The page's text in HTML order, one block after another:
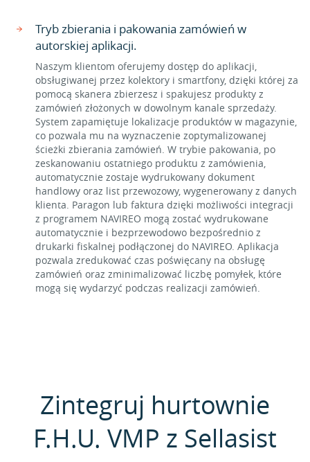
Tryb zbierania i pakowania zamówień w
autorskiej aplikacji.
Naszym klientom oferujemy dostęp do aplikacji,
obsługiwanej przez kolektory i smartfony, dzięki której za
pomocą skanera zbierzesz i spakujesz produkty z
zamówień złożonych w dowolnym kanale sprzedaży.
System zapamiętuje lokalizacje produktów w magazynie,
co pozwala mu na wyznaczenie zoptymalizowanej
ścieżki zbierania zamówień. W trybie pakowania, po
zeskanowaniu ostatniego produktu z zamówienia,
automatycznie zostaje wydrukowany dokument
handlowy oraz list przewozowy, wygenerowany z danych
klienta. Paragon lub faktura dzięki możliwości integracji
z programem NAVIREO mogą zostać wydrukowane
automatycznie i bezprzewodowo bezpośrednio z
drukarki fiskalnej podłączonej do NAVIREO. Aplikacja
pozwala zredukować czas poświęcany na obsługę
zamówień oraz zminimalizować liczbę pomyłek, które
mogą się wydarzyć podczas realizacji zamówień.
Zintegruj hurtownie
F.H.U. VMP z Sellasist